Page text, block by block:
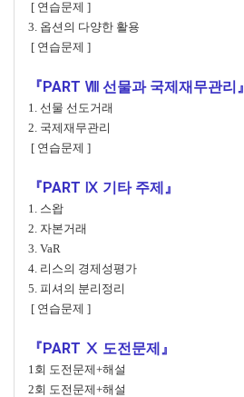
[ 연습문제 ]
3. 옵션의 다양한 활용
[ 연습문제 ]
『PART Ⅷ 선물과 국제재무관리』
1. 선물 선도거래
2. 국제재무관리
[ 연습문제 ]
『PART Ⅸ 기타 주제』
1. 스왑
2. 자본거래
3. VaR
4. 리스의 경제성평가
5. 피셔의 분리정리
[ 연습문제 ]
『PART Ⅹ 도전문제』
1회 도전문제+해설
2회 도전문제+해설